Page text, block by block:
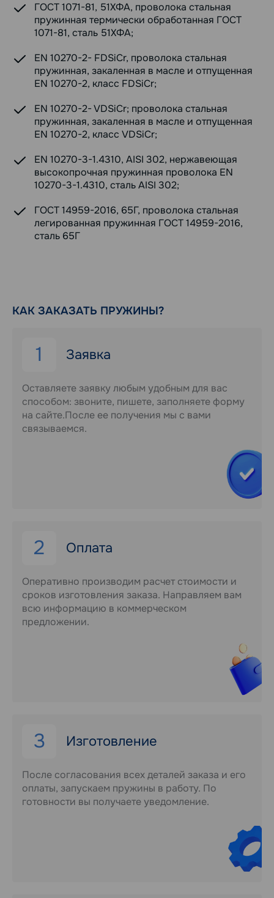
ГОСТ 1071-81, 51ХФА, проволока стальная
пружинная термически обработанная ГОСТ
1071-81, сталь 51ХФА;
EN 10270-2- FDSiCr, проволока стальная
пружинная, закаленная в масле и отпущенная
EN 10270-2, класс FDSiCr;
EN 10270-2- VDSiCr; проволока стальная
пружинная, закаленная в масле и отпущенная
EN 10270-2, класс VDSiCr;
EN 10270-3-1.4310, AISI 302, нержавеющая
высокопрочная пружинная проволока EN
10270-3-1.4310, сталь AISI 302;
ГОСТ 14959-2016, 65Г, проволока стальная
легированная пружинная ГОСТ 14959-2016,
сталь 65Г
КАК ЗАКАЗАТЬ ПРУЖИНЫ?
1 Заявка
Оставляете заявку любым удобным для вас
способом: звоните, пишете, заполняете форму
на сайте.После ее получения мы с вами
связываемся.
2 Оплата
Оперативно производим расчет стоимости и
сроков изготовления заказа. Направляем вам
всю информацию в коммерческом
предложении.
3 Изготовление
После согласования всех деталей заказа и его
оплаты, запускаем пружины в работу. По
готовности вы получаете уведомление.